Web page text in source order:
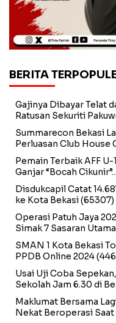
BERITA
Gajinya Dibayar Telat
Ratusan Sekuriti
Summarecon Bekasi
Perluasan Club House
Pemain Terbaik AFF
Ganjar “Bocah
Disdukcapil Catat
ke Kota Bekasi(65307)
Operasi Patuh Jaya
Simak 7 Sasaran
SMAN 1 Kota Bekasi
PPDB Online 2024
Usai Uji Coba
Sekolah Jam 6.30 di
Maklumat Bersama
Nekat Beroperasi Saat